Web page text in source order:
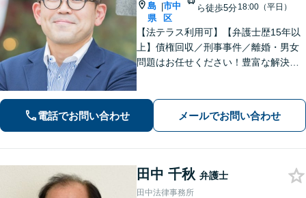
島
県
|市中
区
ら徒歩5分18:00（平日）
【法テラス利用可】【弁護士歴15年以
上】債権回収／刑事事件／離婚・男女
問題はお任せください！豊富な解決実
談】【完全個室相談】【休日・夜間対
応可】【本通駅5分】
電話でお問い合わせ メールでお問い合わせ
田中 千秋 弁護士
田中法律事務所